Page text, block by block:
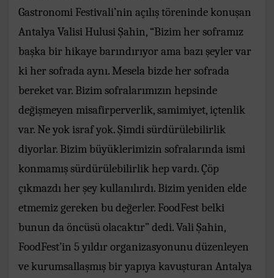
Gastronomi Festivali’nin açılış töreninde konuşan
Antalya Valisi Hulusi Şahin, “Bizim her soframız
başka bir hikaye barındırıyor ama bazı şeyler var
ki her sofrada aynı. Mesela bizde her sofrada
bereket var. Bizim sofralarımızın hepsinde
değişmeyen misafirperverlik, samimiyet, içtenlik
var. Ne yok israf yok. Şimdi sürdürülebilirlik
diyorlar. Bizim büyüklerimizin sofralarında ismi
konmamış sürdürülebilirlik hep vardı. Çöp
çıkmazdı her şey kullanılırdı. Bizim yeniden elde
etmemiz gereken bu değerler. FoodFest belki
bunun da öncüsü olacaktır” dedi. Vali Şahin,
FoodFest’in 5 yıldır organizasyonunu düzenleyen
ve kurumsallaşmış bir yapıya kavuşturan Antalya